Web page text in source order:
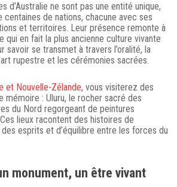
d’Australie ne sont pas une entité unique,
centaines de nations, chacune avec ses
et territoires. Leur présence remonte à
qui en fait la plus ancienne culture vivante
savoir se transmet à travers l’oralité, la
rupestre et les cérémonies sacrées.
et Nouvelle-Zélande, vous visiterez des
mémoire : Uluru, le rocher sacré des
du Nord regorgeant de peintures
lieux racontent des histoires de
esprits et d’équilibre entre les forces du
monument, un être vivant